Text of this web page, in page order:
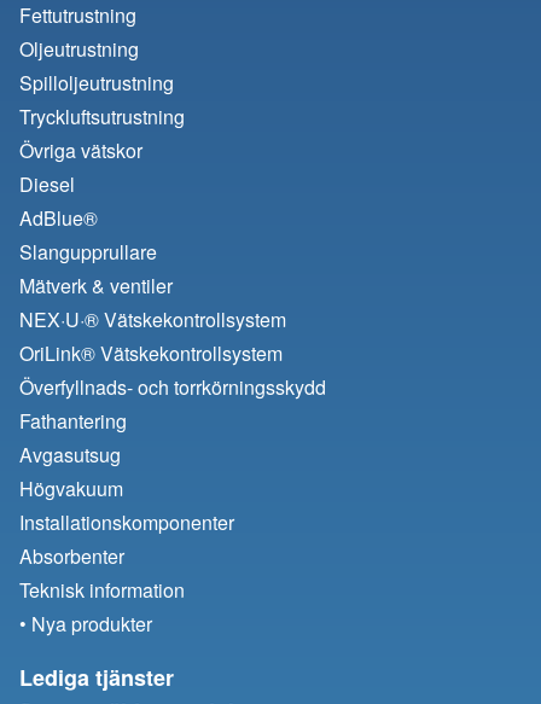
Fettutrustning
Oljeutrustning
Spilloljeutrustning
Tryckluftsutrustning
Övriga vätskor
Diesel
AdBlue®
Slangupprullare
Mätverk & ventiler
NEX·U·® Vätskekontrollsystem
OriLink® Vätskekontrollsystem
Överfyllnads- och torrkörningsskydd
Fathantering
Avgasutsug
Högvakuum
Installationskomponenter
Absorbenter
Teknisk information
• Nya produkter
Lediga tjänster